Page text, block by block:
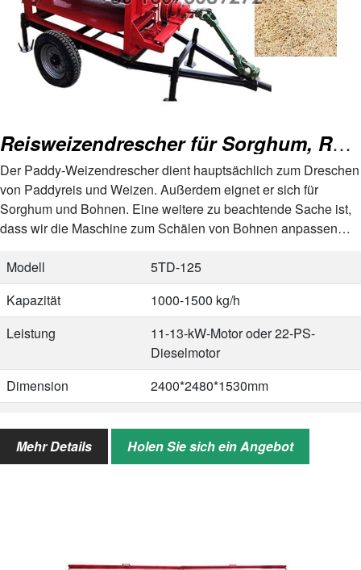
Reisweizendrescher für Sorghum, Reis, Bohnen, Raps
Der Paddy-Weizendrescher dient hauptsächlich zum Dreschen
von Paddyreis und Weizen. Außerdem eignet er sich für
Sorghum und Bohnen. Eine weitere zu beachtende Sache ist,
dass wir die Maschine zum Schälen von Bohnen anpassen
…
Modell
5TD-125
Kapazität
1000-1500 kg/h
Leistung
11-13-kW-Motor oder 22-PS-
Dieselmotor
Dimension
2400*2480*1530mm
Mehr Details
Holen Sie sich ein Angebot